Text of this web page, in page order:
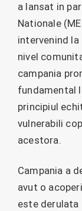
a lansat in
Nationale
intervenind la
nivel
campania
fundamental
principiul
vulnerabili
acestora.
Campania a
avut o
este derulata